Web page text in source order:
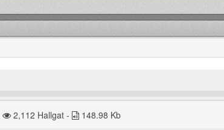
2,112 Hallgat - 148.98 Kb